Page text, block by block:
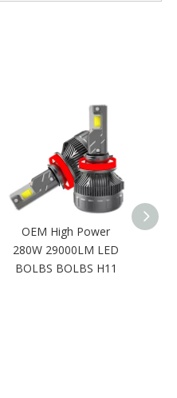
OEM High Power
280W 29000LM LED
BOLBS BOLBS H11